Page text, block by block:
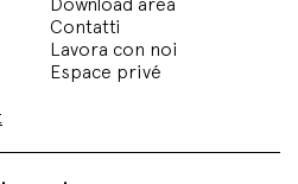
Contatti
Lavora con noi
Espace privé